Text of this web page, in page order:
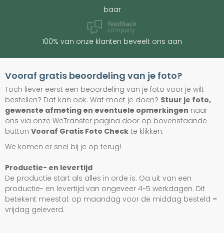
baar
100% van onze klanten beveelt ons aan
Vooraf gratis beoordeling van je foto?
Toch liever eerst een beoordeling van je foto voor je wilt
bestellen? Dat kan ook. Wat moet je doen? Stuur je foto,
gewenste afmeting en eventuele opmerkingen naar
ons via onze WeTransfer pagina door op bovenstaande
button Vooraf Gratis Foto Check te klikken.
We komen er snel bij je op terug!
Productie- en levertijd
De productie start als alles in orde is. Ga uit van een
productie- en levertijd van ongeveer 4-5 werkdagen. Dit
betekent meestal: op maandag voor de middag besteld =
vrijdag geleverd.